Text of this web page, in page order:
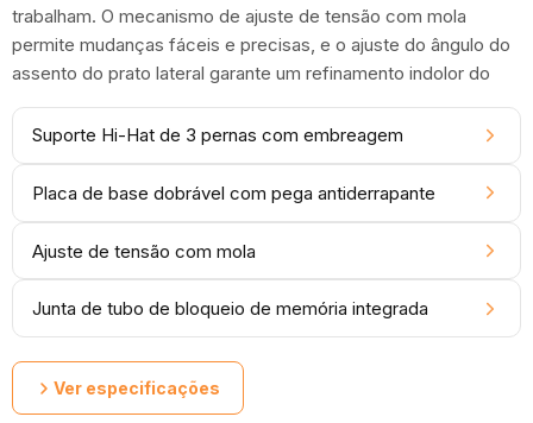
trabalham. O mecanismo de ajuste de tensão com mola
permite mudanças fáceis e precisas, e o ajuste do ângulo do
assento do prato lateral garante um refinamento indolor do
Suporte Hi-Hat de 3 pernas com embreagem
Placa de base dobrável com pega antiderrapante
Ajuste de tensão com mola
Junta de tubo de bloqueio de memória integrada
Ver especificações